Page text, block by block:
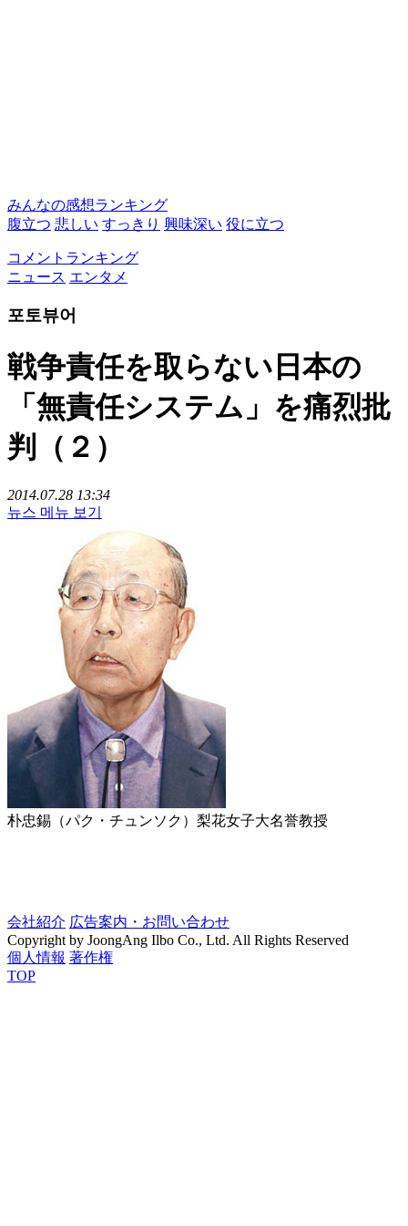
みんなの感想ランキング
腹立つ 悲しい すっきり 興味深い 役に立つ
コメントランキング
ニュース エンタメ
포토뷰어
戦争責任を取らない日本の
「無責任システム」を痛烈批
判（２）
2014.07.28 13:34
뉴스 메뉴 보기
朴忠錫（パク・チュンソク）梨花女子大名誉教授
会社紹介 広告案内・お問い合わせ
Copyright by JoongAng Ilbo Co., Ltd. All Rights Reserved
個人情報 著作権
TOP